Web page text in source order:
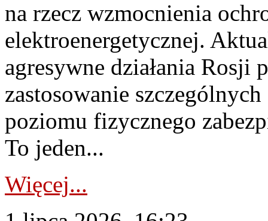
na rzecz wzmocnienia
elektroenergetycznej.
agresywne działania Rosji
zastosowanie
poziomu fizycznego
To jeden...
Więcej...